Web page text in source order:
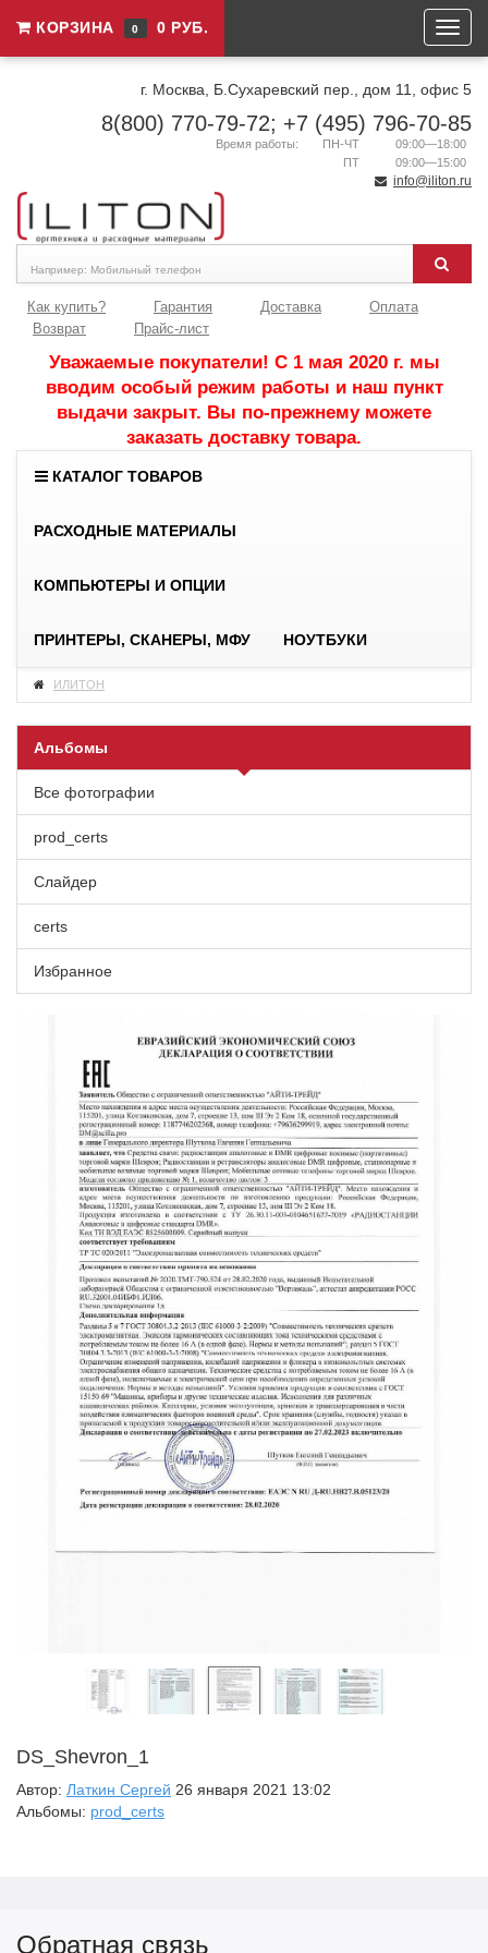
КОРЗИНА 0 0 РУБ.
г. Москва, Б.Сухаревский пер., дом 11, офис 5
8(800) 770-79-72; +7 (495) 796-70-85
Время работы: ПН-ЧТ
09:00—18:00
ПТ
09:00—15:00
info@iliton.ru
Как купить? Гарантия Доставка
Оплата
Возврат
Прайс-лист
Уважаемые покупатели! С 1 мая 2020 г. мы
вводим особый режим работы и наш пункт
выдачи закрыт. Вы по-прежнему можете
заказать доставку товара.
КАТАЛОГ ТОВАРОВ
РАСХОДНЫЕ МАТЕРИАЛЫ
КОМПЬЮТЕРЫ И ОПЦИИ
ПРИНТЕРЫ, СКАНЕРЫ, МФУ НОУТБУКИ
ИЛИТОН
Альбомы
Все фотографии
prod_certs
Слайдер
certs
Избранное
DS_Shevron_1
Автор: Латкин Сергей 26 января 2021 13:02
Альбомы: prod_certs
Обратная связь